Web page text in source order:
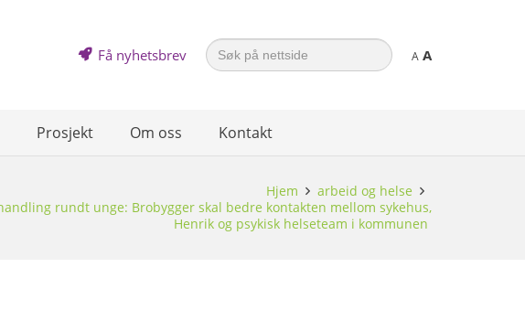
Få nyhetsbrev
Search
for: A A
Prosjekt Om oss Kontakt
Hjem
arbeid og helse
rundt unge: Brobygger skal bedre kontakten mellom sykehus,
Henrik og psykisk helseteam i kommunen